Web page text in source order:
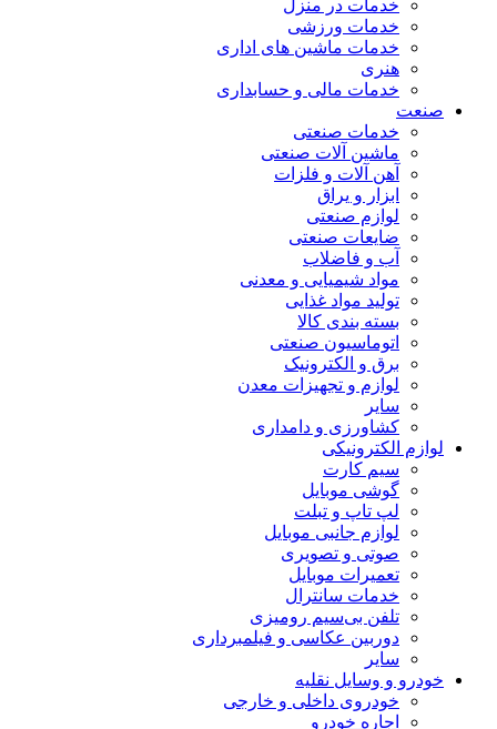
خدمات در منزل
خدمات ورزشی
خدمات ماشین های اداری
هنری
خدمات مالی و حسابداری
صنعت
خدمات صنعتی
ماشین آلات صنعتی
آهن آلات و فلزات
ابزار و یراق
لوازم صنعتی
ضایعات صنعتی
آب و فاضلاب
مواد شیمیایی و معدنی
تولید مواد غذایی
بسته بندی کالا
اتوماسیون صنعتی
برق و الکترونیک
لوازم و تجهیزات معدن
سایر
کشاورزی و دامداری
لوازم الکترونیکی
سیم کارت
گوشی موبایل
لپ تاپ و تبلت
لوازم جانبی موبایل
صوتی و تصویری
تعمیرات موبایل
خدمات سانترال
تلفن بی‌سیم رومیزی
دوربین عکاسی و فیلمبرداری
سایر
خودرو و وسایل نقلیه
خودروی داخلی و خارجی
اجاره خودرو